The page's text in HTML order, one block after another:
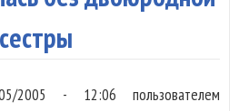
сестры
2005 - 12:06 пользователем